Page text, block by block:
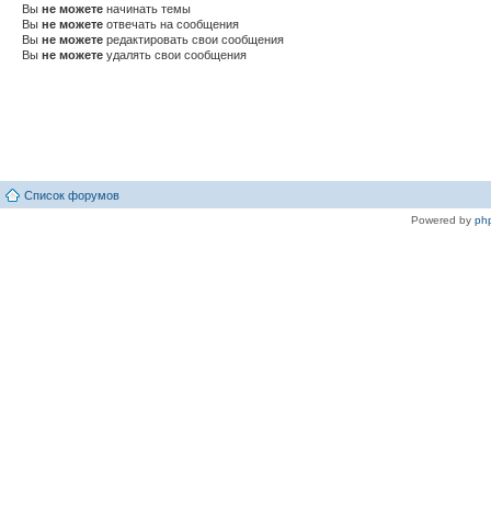
Вы не можете начинать темы
Вы не можете отвечать на сообщения
Вы не можете редактировать свои сообщения
Вы не можете удалять свои сообщения
Список форумов
Powered by